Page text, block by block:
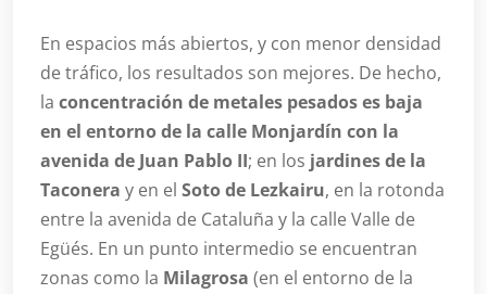
En espacios más abiertos, y con menor densidad
de tráfico, los resultados son mejores. De hecho,
la concentración de metales pesados es baja
en el entorno de la calle Monjardín con la
avenida de Juan Pablo II; en los jardines de la
Taconera y en el Soto de Lezkairu, en la rotonda
entre la avenida de Cataluña y la calle Valle de
Egüés. En un punto intermedio se encuentran
zonas como la Milagrosa (en el entorno de la